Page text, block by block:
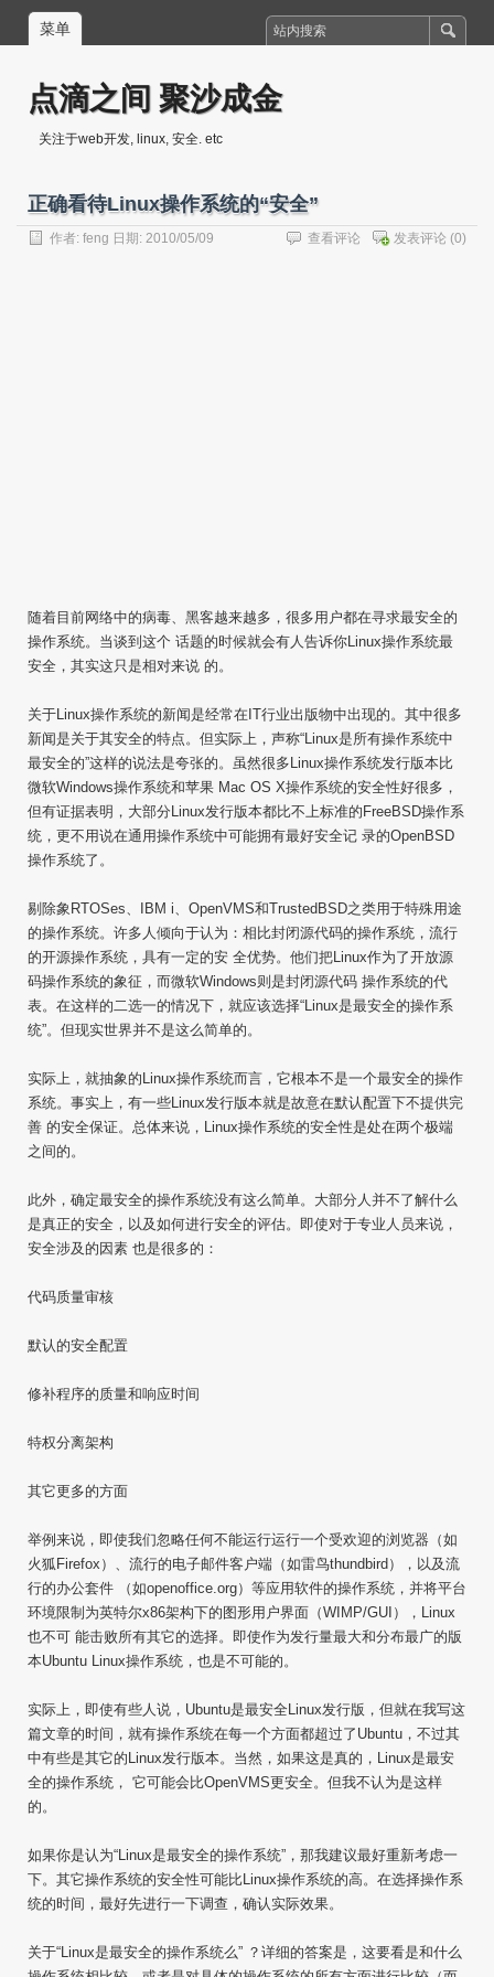
菜单
点滴之间 聚沙成金
关注于web开发, linux, 安全. etc
正确看待Linux操作系统的“安全”
作者: feng 日期: 2010/05/09 发表评论 (0)
查看评论
随着目前网络中的病毒、黑客越来越多，很多用户都在寻求最安全的
操作系统。当谈到这个 话题的时候就会有人告诉你Linux操作系统最
安全，其实这只是相对来说 的。
关于Linux操作系统的新闻是经常在IT行业出版物中出现的。其中很多
新闻是关于其安全的特点。但实际上，声称“Linux是所有操作系统中
最安全的”这样的说法是夸张的。虽然很多Linux操作系统发行版本比
微软Windows操作系统和苹果 Mac OS X操作系统的安全性好很多，
但有证据表明，大部分Linux发行版本都比不上标准的FreeBSD操作系
统，更不用说在通用操作系统中可能拥有最好安全记 录的OpenBSD
操作系统了。
剔除象RTOSes、IBM i、OpenVMS和TrustedBSD之类用于特殊用途
的操作系统。许多人倾向于认为：相比封闭源代码的操作系统，流行
的开源操作系统，具有一定的安 全优势。他们把Linux作为了开放源
码操作系统的象征，而微软Windows则是封闭源代码 操作系统的代
表。在这样的二选一的情况下，就应该选择“Linux是最安全的操作系
统”。但现实世界并不是这么简单的。
实际上，就抽象的Linux操作系统而言，它根本不是一个最安全的操作
系统。事实上，有一些Linux发行版本就是故意在默认配置下不提供完
善 的安全保证。总体来说，Linux操作系统的安全性是处在两个极端
之间的。
此外，确定最安全的操作系统没有这么简单。大部分人并不了解什么
是真正的安全，以及如何进行安全的评估。即使对于专业人员来说，
安全涉及的因素 也是很多的：
代码质量审核
默认的安全配置
修补程序的质量和响应时间
特权分离架构
其它更多的方面
举例来说，即使我们忽略任何不能运行运行一个受欢迎的浏览器（如
火狐Firefox）、流行的电子邮件客户端（如雷鸟thundbird），以及流
行的办公套件 （如openoffice.org）等应用软件的操作系统，并将平台
环境限制为英特尔x86架构下的图形用户界面（WIMP/GUI），Linux
也不可 能击败所有其它的选择。即使作为发行量最大和分布最广的版
本Ubuntu Linux操作系统，也是不可能的。
实际上，即使有些人说，Ubuntu是最安全Linux发行版，但就在我写这
篇文章的时间，就有操作系统在每一个方面都超过了Ubuntu，不过其
中有些是其它的Linux发行版本。当然，如果这是真的，Linux是最安
全的操作系统， 它可能会比OpenVMS更安全。但我不认为是这样
的。
如果你是认为“Linux是最安全的操作系统”，那我建议最好重新考虑一
下。其它操作系统的安全性可能比Linux操作系统的高。在选择操作系
统的时间，最好先进行一下调查，确认实际效果。
关于“Linux是最安全的操作系统么” ？详细的答案是，这要看是和什么